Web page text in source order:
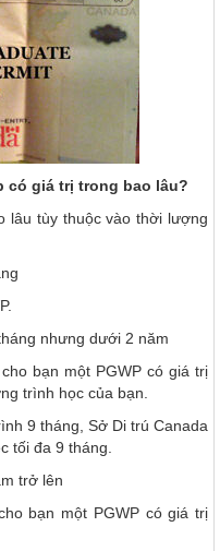
có giá trị trong bao lâu?
lâu tùy thuộc vào thời lượng
nhưng dưới 2 năm
bạn một PGWP có giá trị
trình học của bạn.
9 tháng, Sở Di trú Canada
tối đa 9 tháng.
trở lên
bạn một PGWP có giá trị